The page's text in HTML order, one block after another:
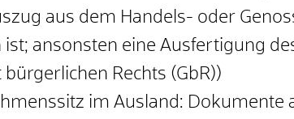
aus dem Handels- oder
ist; ansonsten eine Ausfertigung
bürgerlichen Rechts (GbR))
im Ausland: Dokumente